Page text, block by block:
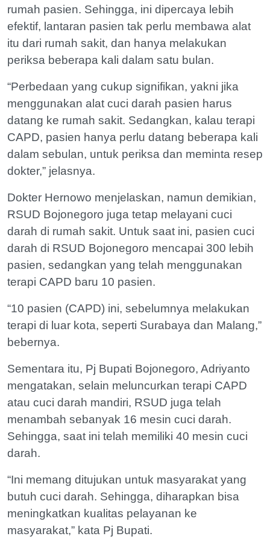
rumah pasien. Sehingga, ini dipercaya lebih
efektif, lantaran pasien tak perlu membawa alat
itu dari rumah sakit, dan hanya melakukan
periksa beberapa kali dalam satu bulan.
“Perbedaan yang cukup signifikan, yakni jika
menggunakan alat cuci darah pasien harus
datang ke rumah sakit. Sedangkan, kalau terapi
CAPD, pasien hanya perlu datang beberapa kali
dalam sebulan, untuk periksa dan meminta resep
dokter,” jelasnya.
Dokter Hernowo menjelaskan, namun demikian,
RSUD Bojonegoro juga tetap melayani cuci
darah di rumah sakit. Untuk saat ini, pasien cuci
darah di RSUD Bojonegoro mencapai 300 lebih
pasien, sedangkan yang telah menggunakan
terapi CAPD baru 10 pasien.
“10 pasien (CAPD) ini, sebelumnya melakukan
terapi di luar kota, seperti Surabaya dan Malang,”
bebernya.
Sementara itu, Pj Bupati Bojonegoro, Adriyanto
mengatakan, selain meluncurkan terapi CAPD
atau cuci darah mandiri, RSUD juga telah
menambah sebanyak 16 mesin cuci darah.
Sehingga, saat ini telah memiliki 40 mesin cuci
darah.
“Ini memang ditujukan untuk masyarakat yang
butuh cuci darah. Sehingga, diharapkan bisa
meningkatkan kualitas pelayanan ke
masyarakat,” kata Pj Bupati.